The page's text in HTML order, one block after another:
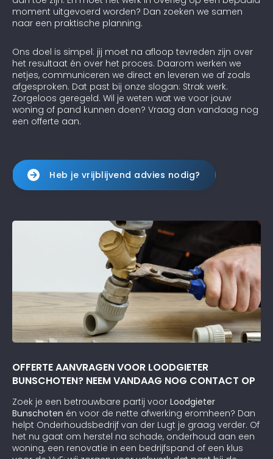
moment uitgevoerd worden? Dan zoeken we samen
naar een praktische planning.
Ons doel is simpel: jij moet na afloop tevreden zijn over
het resultaat én over het proces. Daarom werken we
netjes, communiceren we direct en leveren we af zoals
afgesproken. Dat past bij onze slogan: Strak werk.
Zorgeloos geregeld. Wil je weten wat we voor jouw
woning of pand kunnen doen? Vraag dan vandaag nog
een offerte aan.
Heb je vrijblijvend advies nodig?
OFFERTE AANVRAGEN VOOR LOODGIETER
BUNSCHOTEN? NEEM VANDAAG NOG CONTACT OP
Zoek je een betrouwbare partij voor Loodgieter
Bunschoten én voor de nette afwerking eromheen? Dan
helpt Onderhoudsbedrijf van der Lugt je graag verder. Of
het nu gaat om herstel na schade, onderhoud aan een
woning, een renovatie in een bedrijfspand of een klus